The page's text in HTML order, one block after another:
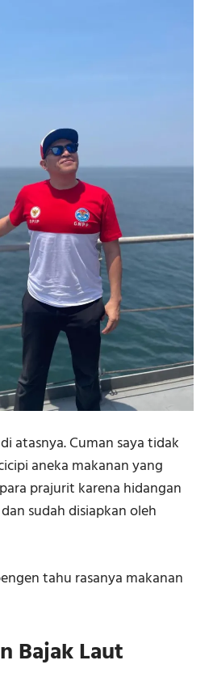
atasnya. Cuman saya tidak
aneka makanan yang
prajurit karena hidangan
sudah disiapkan oleh
tahu rasanya makanan
Bajak Laut